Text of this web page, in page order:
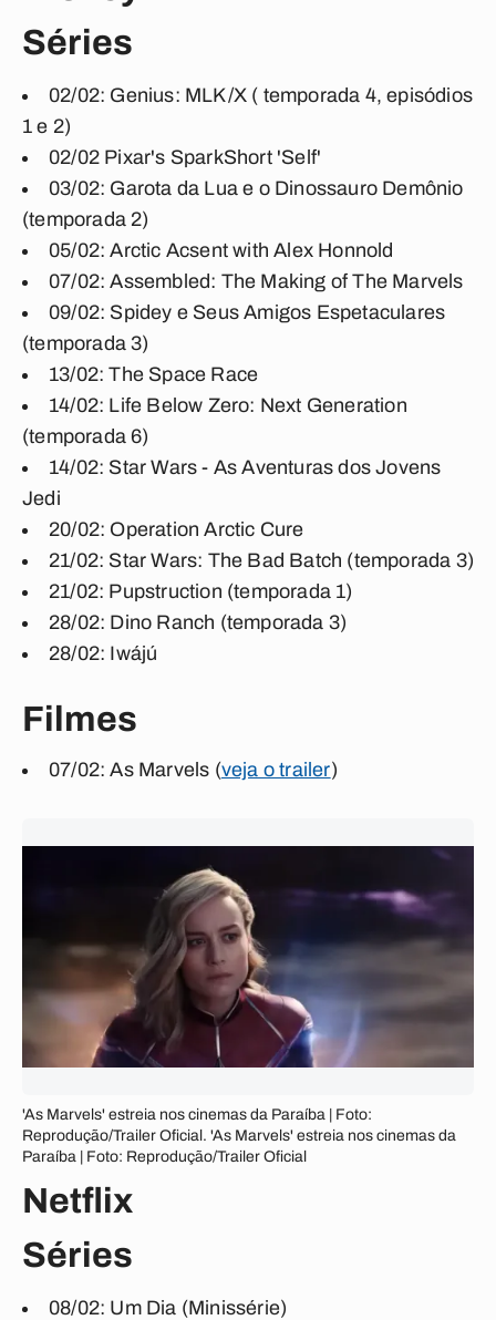
Séries
02/02: Genius: MLK/X ( temporada 4, episódios
1 e 2)
02/02 Pixar's SparkShort 'Self'
03/02: Garota da Lua e o Dinossauro Demônio
(temporada 2)
05/02: Arctic Acsent with Alex Honnold
07/02: Assembled: The Making of The Marvels
09/02: Spidey e Seus Amigos Espetaculares
(temporada 3)
13/02: The Space Race
14/02: Life Below Zero: Next Generation
(temporada 6)
14/02: Star Wars - As Aventuras dos Jovens
Jedi
20/02: Operation Arctic Cure
21/02: Star Wars: The Bad Batch (temporada 3)
21/02: Pupstruction (temporada 1)
28/02: Dino Ranch (temporada 3)
28/02: Iwájú
Filmes
07/02: As Marvels (veja o trailer)
'As Marvels' estreia nos cinemas da Paraíba | Foto:
Reprodução/Trailer Oficial. 'As Marvels' estreia nos cinemas da
Paraíba | Foto: Reprodução/Trailer Oficial
Netflix
Séries
08/02: Um Dia (Minissérie)